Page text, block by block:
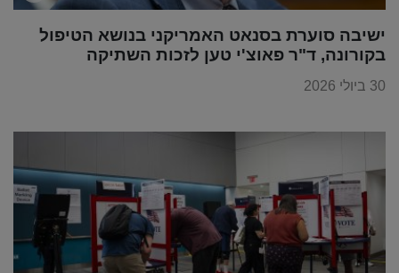
ישיבה סוערת בסנאט האמריקני בנושא הטיפול
בקורונה, ד"ר פאוצ'י טען לזכות השתיקה
30 ביולי 2026